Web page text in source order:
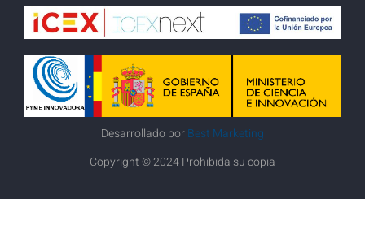
Desarrollado porBest Marketing
Copyright © 2024 Prohibida su copia